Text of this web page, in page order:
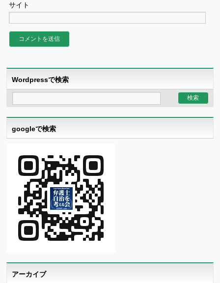
サイト
Wordpressで検索
googleで検索
アーカイブ